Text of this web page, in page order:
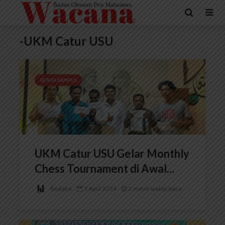
-UKM Catur USU
BERITA KAMPUS
UKM Catur USU Gelar Monthly
Chess Tournament di Awal...
Redaksi 3 April 2024 2 menit waktu baca